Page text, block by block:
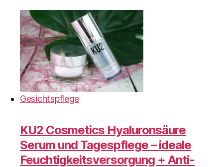
Gesichtspflege
KU2 Cosmetics Hyaluronsäure
Serum und Tagespflege – ideale
Feuchtigkeitsversorgung + Anti-